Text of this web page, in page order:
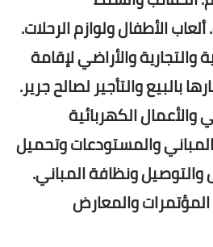
الأطفال ولوازم الرحلات.
والتجارية والأراضي لإقامة
بالبيع والتأجير لصالح جرير.
والأعمال الكهربائية
المباني والمستودعات وتحميل
والتوصيل ونظافة المباني.
والمعارض